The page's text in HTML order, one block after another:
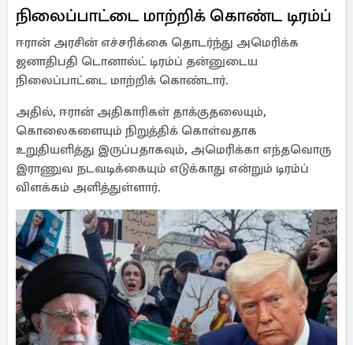
நிலைப்பாட்டை மாற்றிக் கொண்ட டிரம்ப்
ஈரான் அரசின் எச்சரிக்கை தொடர்ந்து அமெரிக்க
ஜனாதிபதி டொனால்ட் டிரம்ப் தன்னுடைய
நிலைப்பாட்டை மாற்றிக் கொண்டார்.
அதில், ஈரான் அதிகாரிகள் தாக்குதலையும்,
கொலைகளையும் நிறுத்திக் கொள்வதாக
உறுதியளித்து இருப்பதாகவும், அமெரிக்கா எந்தவொரு
இராணுவ நடவடிக்கையும் எடுக்காது என்றும் டிரம்ப்
விளக்கம் அளித்துள்ளார்.